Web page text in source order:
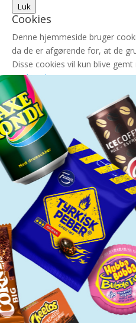
Luk
Cookies
Denne hjemmeside bruger
da de er afgørende for, at de
Disse cookies vil kun blive
Nødvendigt
Nødvendigt
Altid aktiveret
Nødvendige cookies er absolut
hjemmesiden. Disse cookies
GEM & ACCEPTÈR
Translate »
Powered by
Shopping cart0
Der er ingen produkter i kurven!
Fortsæt med at handle
0